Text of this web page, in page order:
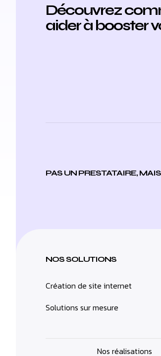
Découvrez
aider à booster
PAS UN PRESTATAIRE,
NOS SOLUTIONS
Création de site internet
Solutions sur mesure
Nos réalisations